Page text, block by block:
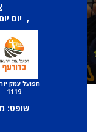
, יום יום
הפועל עמק
1119
שופט: